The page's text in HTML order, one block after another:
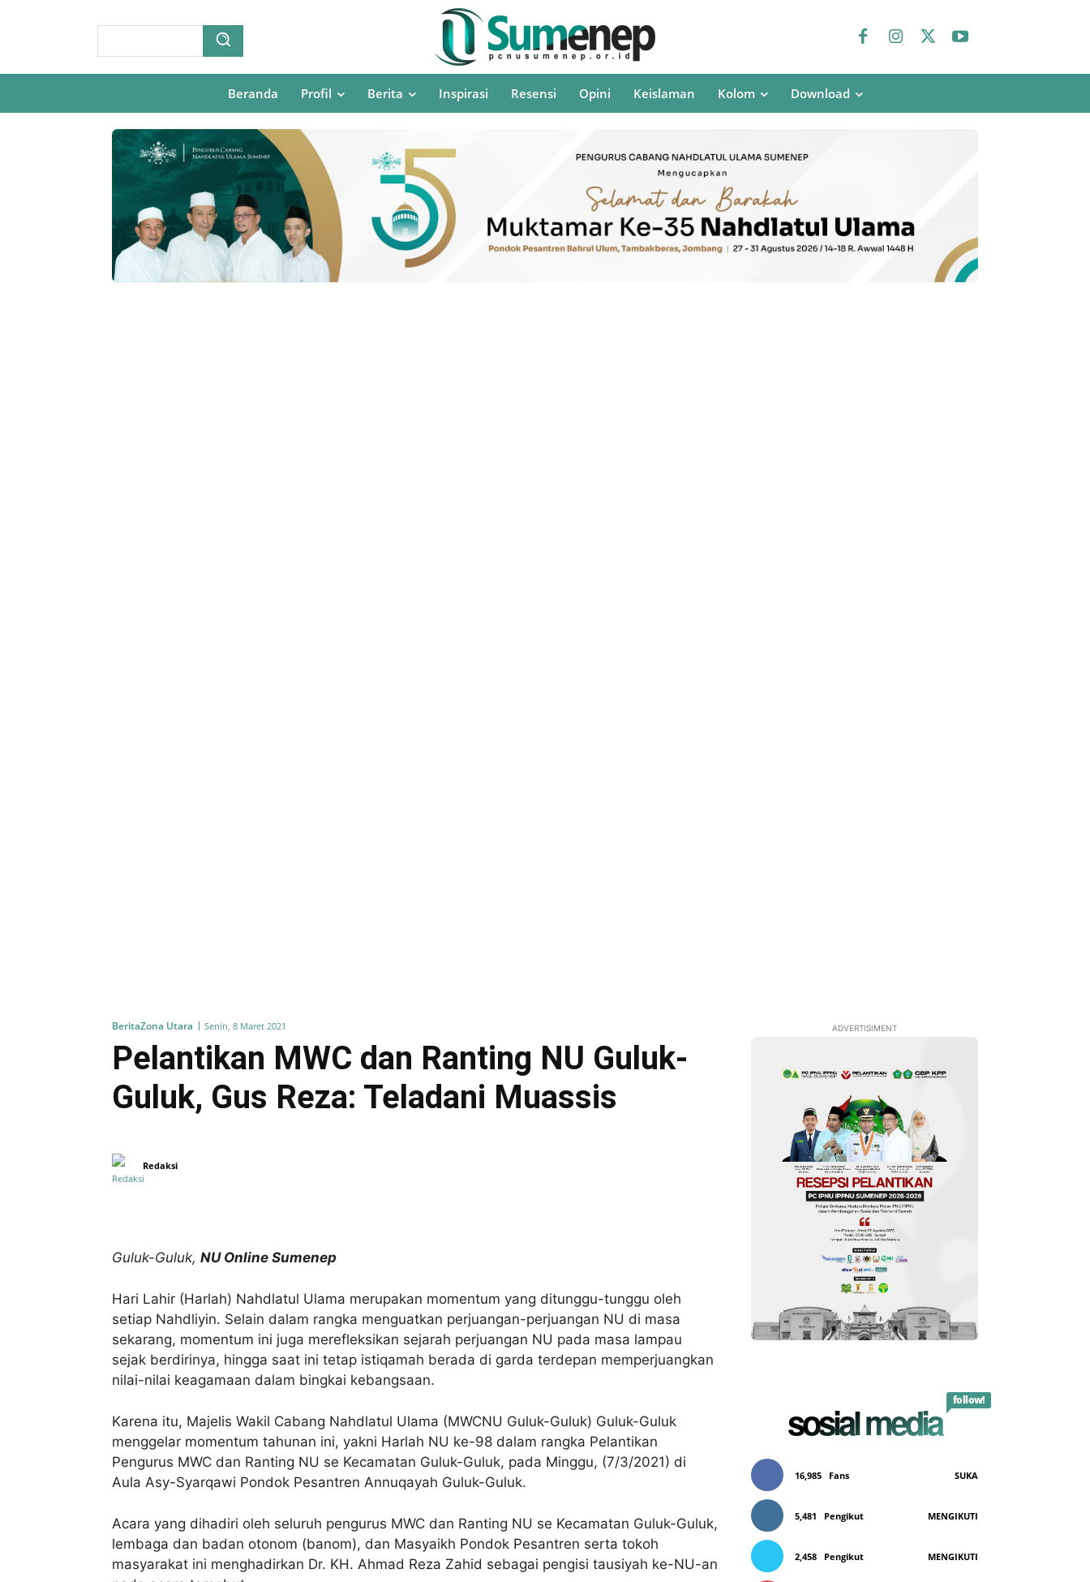
Beranda Profil Berita Inspirasi Resensi Opini Keislaman Kolom Download
BeritaZona Utara Senin, 8 Maret 2021
Pelantikan MWC dan Ranting NU Guluk-
Guluk, Gus Reza: Teladani Muassis
Redaksi
Guluk-Guluk, NU Online Sumenep
Hari Lahir (Harlah) Nahdlatul Ulama merupakan momentum yang ditunggu-tunggu oleh
setiap Nahdliyin. Selain dalam rangka menguatkan perjuangan-perjuangan NU di masa
sekarang, momentum ini juga merefleksikan sejarah perjuangan NU pada masa lampau
sejak berdirinya, hingga saat ini tetap istiqamah berada di garda terdepan memperjuangkan
nilai-nilai keagamaan dalam bingkai kebangsaan.
Karena itu, Majelis Wakil Cabang Nahdlatul Ulama (MWCNU Guluk-Guluk) Guluk-Guluk
menggelar momentum tahunan ini, yakni Harlah NU ke-98 dalam rangka Pelantikan
Pengurus MWC dan Ranting NU se Kecamatan Guluk-Guluk, pada Minggu, (7/3/2021) di
Aula Asy-Syarqawi Pondok Pesantren Annuqayah Guluk-Guluk.
Acara yang dihadiri oleh seluruh pengurus MWC dan Ranting NU se Kecamatan Guluk-Guluk,
lembaga dan badan otonom (banom), dan Masyaikh Pondok Pesantren serta tokoh
masyarakat ini menghadirkan Dr. KH. Ahmad Reza Zahid sebagai pengisi tausiyah ke-NU-an
ADVERTISIMENT
sosial media follow!
16,985 Fans SUKA
5,481 Pengikut MENGIKUTI
2,458 Pengikut MENGIKUTI